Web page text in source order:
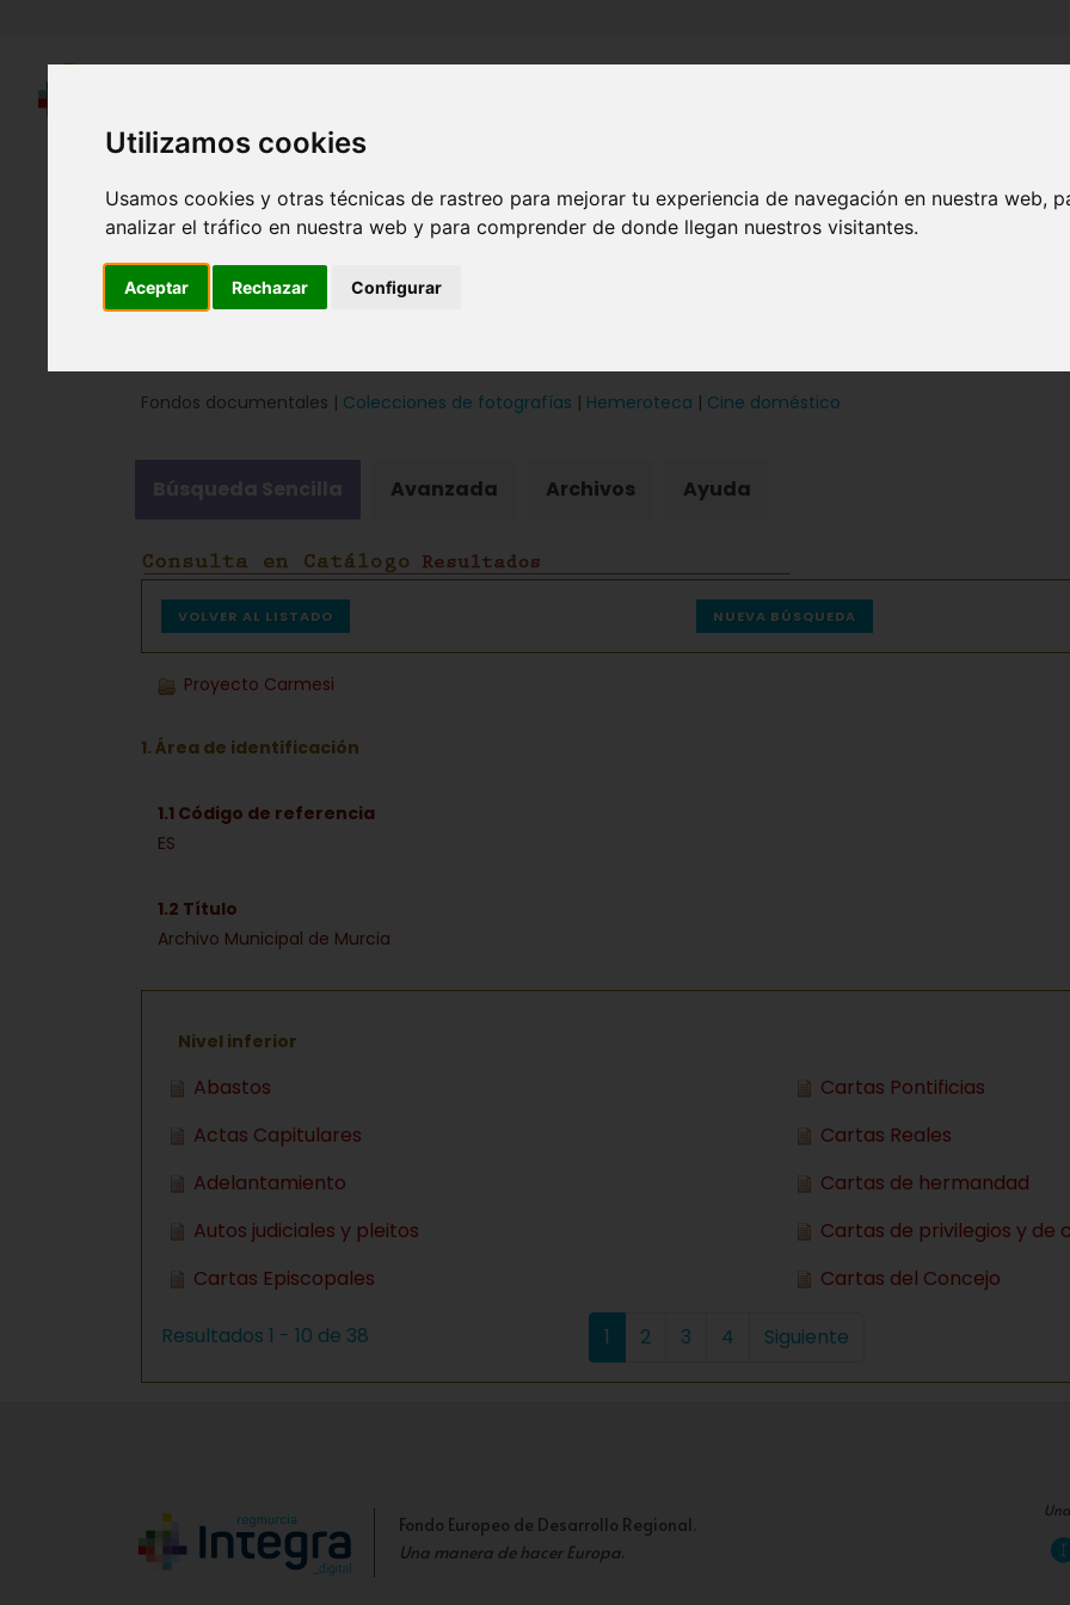
Utilizamos cookies
Usamos cookies y otras técnicas de rastreo para mejorar tu experiencia de navegación en nuestra web,
analizar el tráfico en nuestra web y para comprender de donde llegan nuestros visitantes.
Aceptar Rechazar Configurar
Fondos documentales | Colecciones de fotografías | Hemeroteca | Cine doméstico
Búsqueda Sencilla Avanzada Archivos Ayuda
VOLVER AL LISTADO NUEVA BÚSQUEDA
Proyecto Carmesi
1. Área de identificación
1.1 Código de referencia
ES
1.2 Título
Archivo Municipal de Murcia
Nivel inferior
Abastos
Actas Capitulares
Adelantamiento
Autos judiciales y pleitos
Cartas Episcopales
Cartas Pontificias
Cartas Reales
Cartas de hermandad
Cartas de privilegios y de
Cartas del Concejo
Resultados 1 - 10 de 38 1 2 3 4 Siguiente
Fondo Europeo de Desarrollo Regional.
Una manera de hacer Europa.